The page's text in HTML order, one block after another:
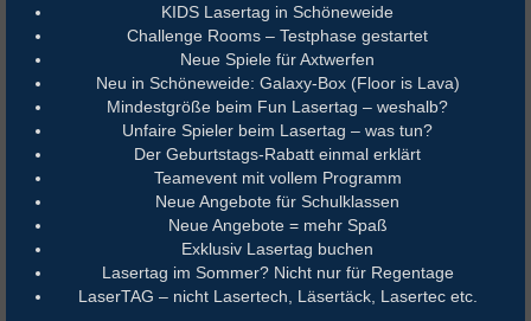
KIDS Lasertag in Schöneweide
Challenge Rooms – Testphase gestartet
Neue Spiele für Axtwerfen
Neu in Schöneweide: Galaxy-Box (Floor is Lava)
Mindestgröße beim Fun Lasertag – weshalb?
Unfaire Spieler beim Lasertag – was tun?
Der Geburtstags-Rabatt einmal erklärt
Teamevent mit vollem Programm
Neue Angebote für Schulklassen
Neue Angebote = mehr Spaß
Exklusiv Lasertag buchen
Lasertag im Sommer? Nicht nur für Regentage
LaserTAG – nicht Lasertech, Läsertäck, Lasertec etc.